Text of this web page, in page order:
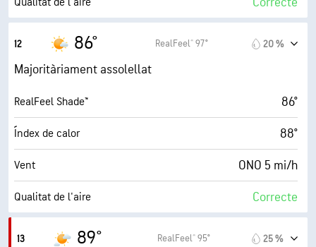
Índex UV màxim
Ràfegues
Humitat 54 %
Punt de rosada 65° F
AccuLumen Brightness Index™ 10 (Molt clar)
Nuvolositat 4 %
12 86° RealFeel® 97° 20 %
Majoritàriament assolellat
RealFeel Shade™ 86°
Índex de calor 88°
Vent ONO 5 mi/h
Qualitat de l'aire Correcte
Índex UV màxim
13 89° RealFeel® 95° 25 %